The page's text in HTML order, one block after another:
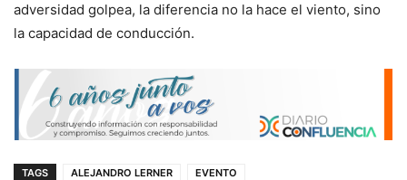
adversidad golpea, la diferencia no la hace el viento, sino
la capacidad de conducción.
TAGS ALEJANDRO LERNER
EVENTO